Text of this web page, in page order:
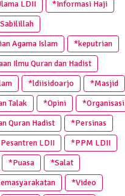
LDII
*Informasi Haji
Agama Islam
*keputrian
Ilmu Quran dan Hadist
*ldiisidoarjo
*Masjid
Talak
*Opini
*Organisasi
Quran Hadist
*Persinas
LDII
*PPM LDII
*Puasa
*Salat
*Video